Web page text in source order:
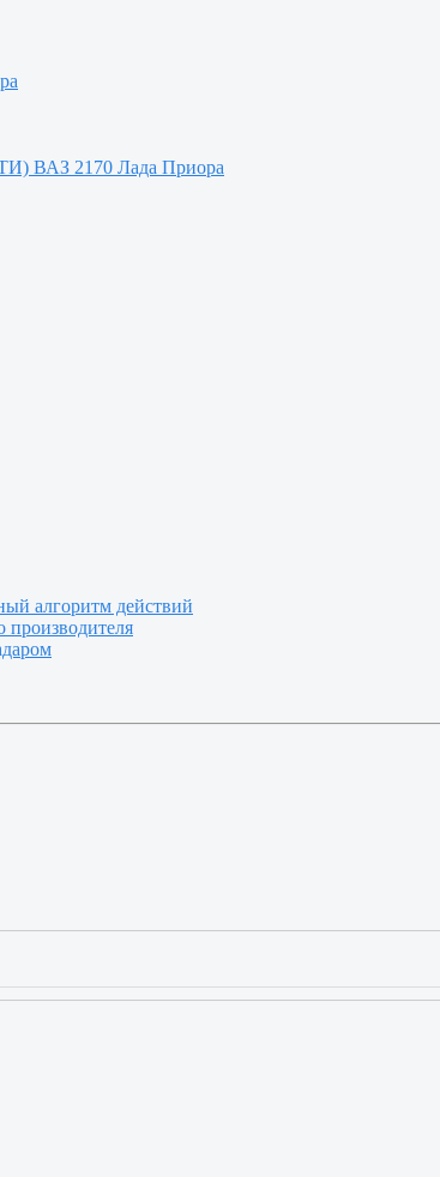
ВАЗ 2170 Лада Приора
алгоритм действий
производителя